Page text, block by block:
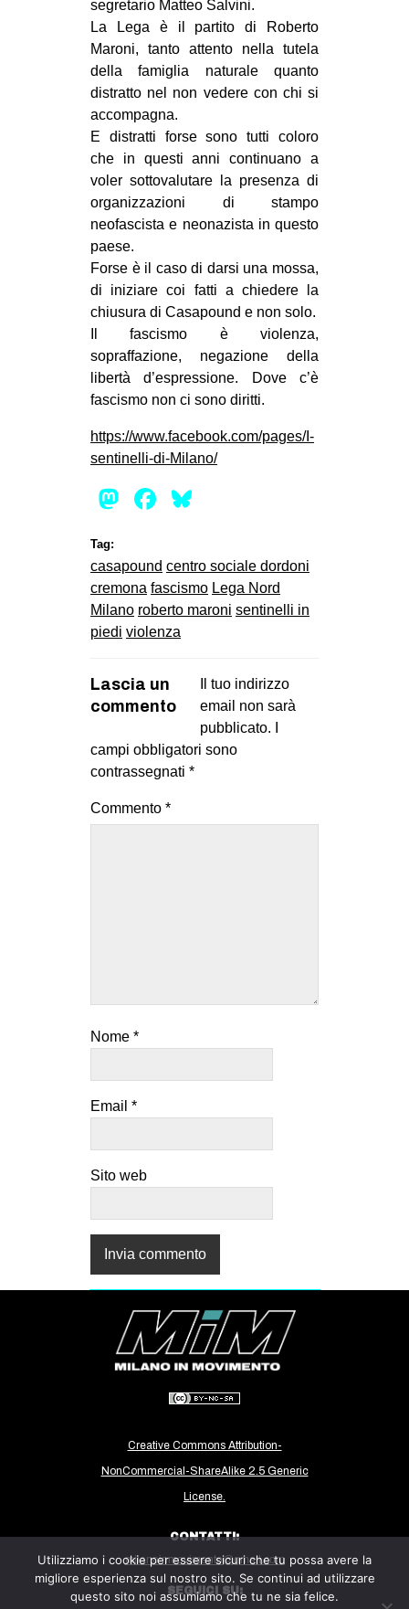
segretario Matteo Salvini.
La Lega è il partito di Roberto
Maroni, tanto attento nella tutela
della famiglia naturale quanto
distratto nel non vedere con chi si
accompagna.
E distratti forse sono tutti coloro
che in questi anni continuano a
voler sottovalutare la presenza di
organizzazioni di stampo
neofascista e neonazista in questo
paese.
Forse è il caso di darsi una mossa,
di iniziare coi fatti a chiedere la
chiusura di Casapound e non solo.
Il fascismo è violenza,
sopraffazione, negazione della
libertà d’espressione. Dove c’è
fascismo non ci sono diritti.
https://www.facebook.com/pages/I-
sentinelli-di-Milano/
Mastodon
Facebook
Tag:
casapound centro sociale dordoni
cremona fascismo Lega Nord
Milano roberto maroni sentinelli in
piedi violenza
Lascia un
commento
Il tuo indirizzo
email non sarà
pubblicato.
campi obbligatori sono
contrassegnati *
Commento *
Nome *
Email *
Sito web
Creative Commons Attribution-
NonCommercial-ShareAlike 2.5 Generic
License.
CONTATTI:
milanoinmovimento@gmail.com
SEGUICI SU:
Utilizziamo i cookie per essere sicuri che tu possa avere la
migliore esperienza sul nostro sito. Se continui ad utilizzare
questo sito noi assumiamo che tu ne sia felice.